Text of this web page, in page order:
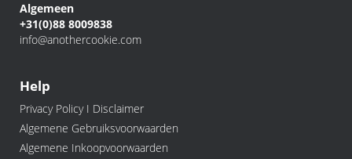
Algemeen
+31(0)88 8009838
info@anothercookie.com
Help
Privacy Policy I Disclaimer
Algemene Gebruiksvoorwaarden
Algemene Inkoopvoorwaarden